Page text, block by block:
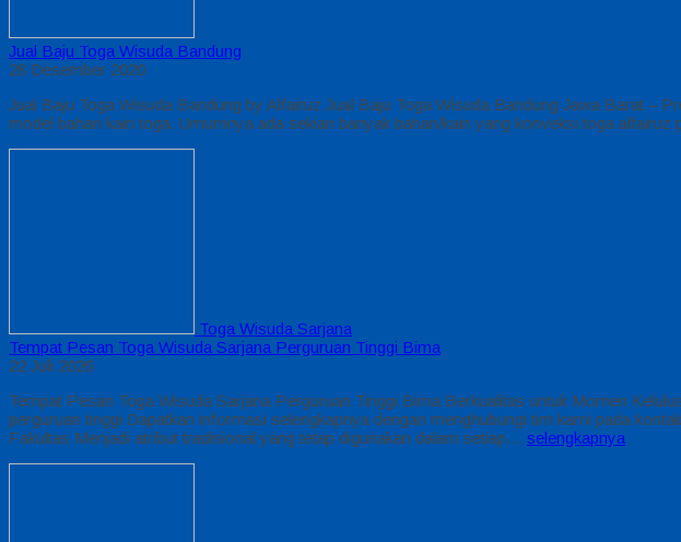
Jual Baju Toga Wisuda Bandung
28 Desember 2020
Jual Baju Toga Wisuda Bandung by Alfairuz Jual Baju Toga Wisuda Bandung Jawa Barat –
model bahan kain toga. Umumnya ada sekian banyak bahan/kain yang konveksi toga
Toga Wisuda Sarjana
Tempat Pesan Toga Wisuda Sarjana Perguruan Tinggi Bima
22 Juli 2026
Tempat Pesan Toga Wisuda Sarjana Perguruan Tinggi Bima Berkualitas untuk Momen
perguruan tinggi Dapatkan informasi selengkapnya dengan menghubungi tim kami pada
Fakultas Menjadi atribut tradisional yang tetap digunakan dalam setiap… selengkapnya